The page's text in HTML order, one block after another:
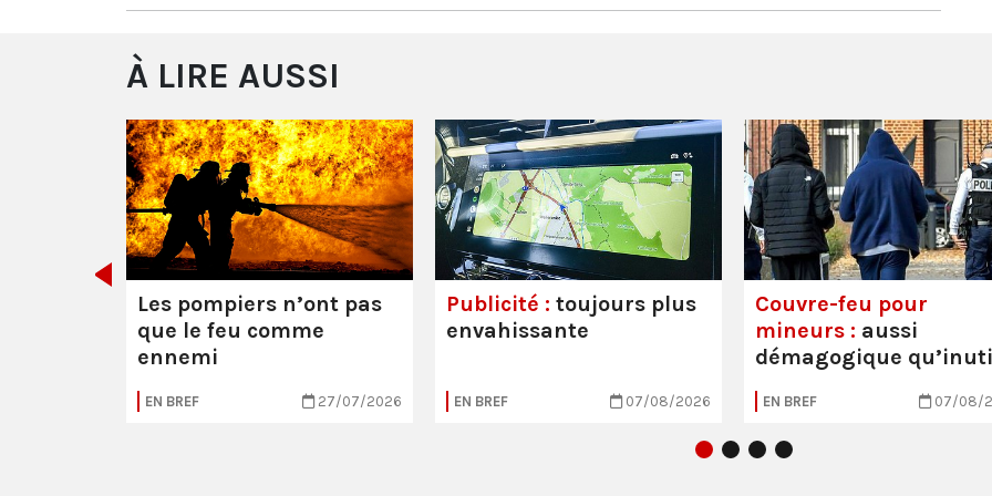
À LIRE AUSSI
Les pompiers n’ont pas
que le feu comme
ennemi
EN BREF 27/07/2026
Publicité : toujours plus
envahissante
EN BREF 07/08/2026
Couvre-feu pour
mineurs : aussi
démagogique
EN BREF 07/08/